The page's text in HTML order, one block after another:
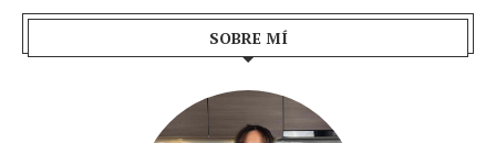
SOBRE MÍ